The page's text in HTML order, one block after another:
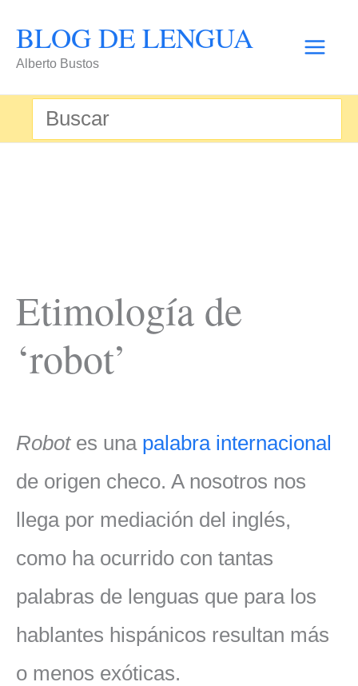
contenido
BLOG DE LENGUA
Alberto Bustos
Buscar
por:
Etimología de
‘robot’
Robotes una palabra internacional
de origen checo. A nosotros nos
llega por mediación del inglés,
como ha ocurrido con tantas
palabras de lenguas que para los
hablantes hispánicos resultan más
o menos exóticas.